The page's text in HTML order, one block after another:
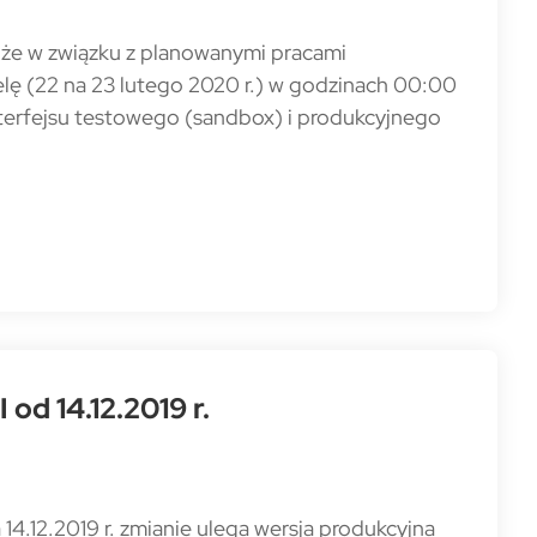
w związku z planowanymi pracami
(22 na 23 lutego 2020 r.) w godzinach 00:00
testowego (sandbox) i produkcyjnego
14.12.2019 r.
r. zmianie ulega wersja produkcyjna